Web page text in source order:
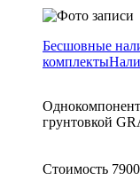
Бесшовные
комплекты
грунтовкой
Стоимость 7900